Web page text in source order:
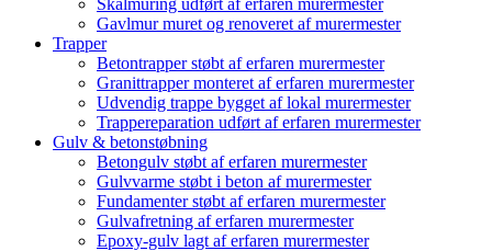
Skalmuring udført af erfaren murermester
Gavlmur muret og renoveret af murermester
Trapper
Betontrapper støbt af erfaren murermester
Granittrapper monteret af erfaren murermester
Udvendig trappe bygget af lokal murermester
Trappereparation udført af erfaren murermester
Gulv & betonstøbning
Betongulv støbt af erfaren murermester
Gulvvarme støbt i beton af murermester
Fundamenter støbt af erfaren murermester
Gulvafretning af erfaren murermester
Epoxy-gulv lagt af erfaren murermester